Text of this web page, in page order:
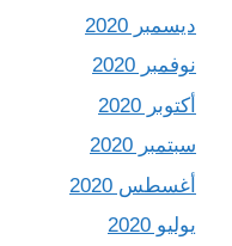
ديسمبر 2020
نوفمبر 2020
أكتوبر 2020
سبتمبر 2020
أغسطس 2020
يوليو 2020